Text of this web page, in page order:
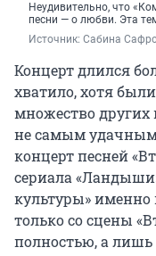
Неудивительно, что
песни — о любви. Эта
Источник: Сабина
Концерт длился
хватило, хотя
множество других
не самым
концерт песней
сериала
культуры» именно
только со сцены
полностью, а